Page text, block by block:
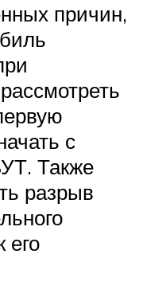
причин,
с
Также
разрыв
его